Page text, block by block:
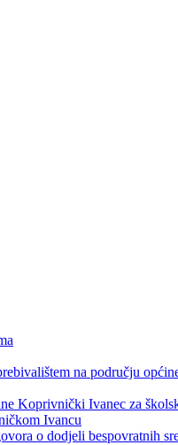
na području
Koprivnički Ivanec za
Ivancu
o dodjeli bespovratnih